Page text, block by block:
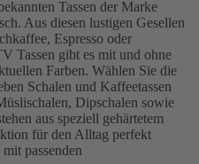
Tassen der Marke
Aus diesen lustigen Gesellen
Espresso oder
Tassen gibt es mit und ohne
Farben. Wählen Sie die
Schalen und Kaffeetassen
Dipschalen sowie
aus speziell gehärtetem
für den Alltag perfekt
passenden